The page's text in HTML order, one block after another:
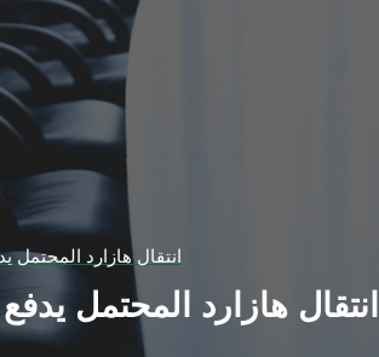
انتقال هازارد
انتقال هازارد المحتمل